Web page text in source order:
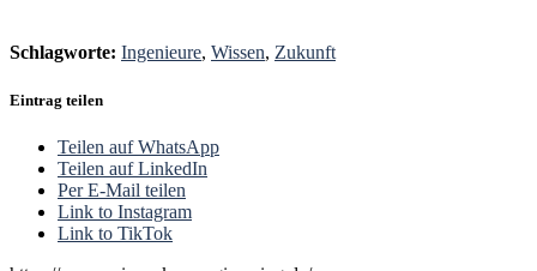
Schlagworte: Ingenieure, Wissen, Zukunft
Eintrag teilen
Teilen auf WhatsApp
Teilen auf LinkedIn
Per E-Mail teilen
Link to Instagram
Link to TikTok